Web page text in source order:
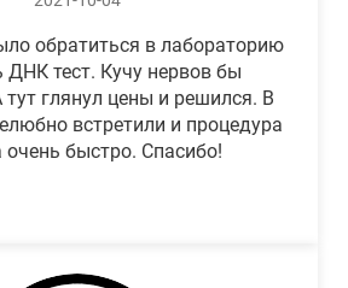
обратиться в лабораторию
ДНК тест. Кучу нервов бы
глянул цены и решился. В
встретили и процедура
быстро. Спасибо!